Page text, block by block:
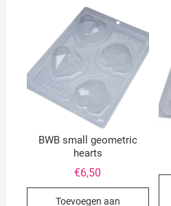
BWB small geometric
hearts
€6,50
Toevoegen aan